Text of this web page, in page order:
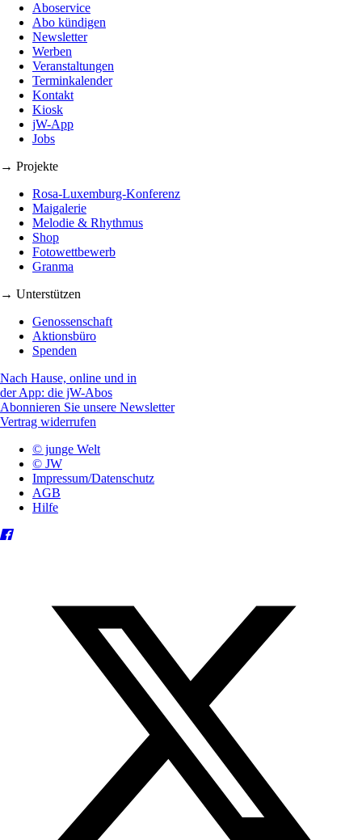
Aboservice
Abo kündigen
Newsletter
Werben
Veranstaltungen
Terminkalender
Kontakt
Kiosk
jW-App
Jobs
→ Projekte
Rosa-Luxemburg-Konferenz
Maigalerie
Melodie & Rhythmus
Shop
Fotowettbewerb
Granma
→ Unterstützen
Genossenschaft
Aktionsbüro
Spenden
Nach Hause, online und in
der App: die jW-Abos
Abonnieren Sie unsere Newsletter
Vertrag widerrufen
© junge Welt
© JW
Impressum/Datenschutz
AGB
Hilfe